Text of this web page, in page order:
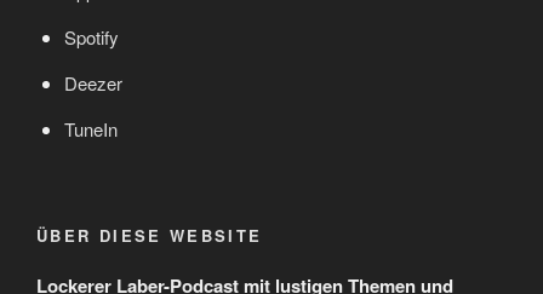
Spotify
Deezer
TuneIn
ÜBER DIESE WEBSITE
Lockerer Laber-Podcast mit lustigen Themen und